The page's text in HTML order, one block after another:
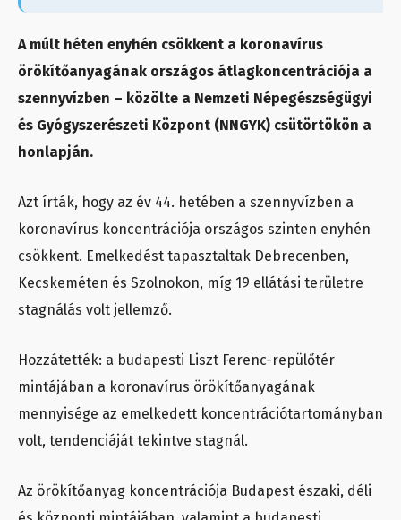
A múlt héten enyhén csökkent a koronavírus
örökítőanyagának országos átlagkoncentrációja a
szennyvízben – közölte a Nemzeti Népegészségügyi
és Gyógyszerészeti Központ (NNGYK) csütörtökön a
honlapján.
Azt írták, hogy az év 44. hetében a szennyvízben a
koronavírus koncentrációja országos szinten enyhén
csökkent. Emelkedést tapasztaltak Debrecenben,
Kecskeméten és Szolnokon, míg 19 ellátási területre
stagnálás volt jellemző.
Hozzátették: a budapesti Liszt Ferenc-repülőtér
mintájában a koronavírus örökítőanyagának
mennyisége az emelkedett koncentrációtartományban
volt, tendenciáját tekintve stagnál.
Az örökítőanyag koncentrációja Budapest északi, déli